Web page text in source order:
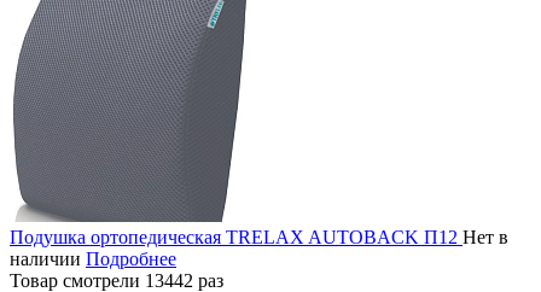
Подушка ортопедическая TRELAX AUTOBACK П12 Нет в
наличии Подробнее
Товар смотрели 13442 раз